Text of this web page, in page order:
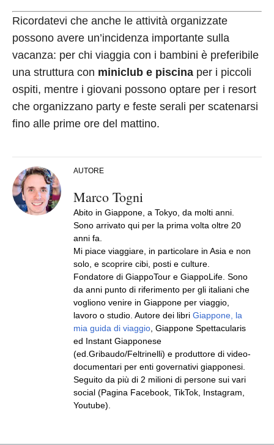
Ricordatevi che anche le attività organizzate
possono avere un’incidenza importante sulla
vacanza: per chi viaggia con i bambini è preferibile
una struttura con miniclub e piscina per i piccoli
ospiti, mentre i giovani possono optare per i resort
che organizzano party e feste serali per scatenarsi
fino alle prime ore del mattino.
AUTORE
Marco Togni
Abito in Giappone, a Tokyo, da molti anni.
Sono arrivato qui per la prima volta oltre 20
anni fa.
Mi piace viaggiare, in particolare in Asia e non
solo, e scoprire cibi, posti e culture.
Fondatore di GiappoTour e GiappoLife. Sono
da anni punto di riferimento per gli italiani che
vogliono venire in Giappone per viaggio,
lavoro o studio. Autore dei libri Giappone, la
mia guida di viaggio , Giappone Spettacularis
ed Instant Giapponese
(ed.Gribaudo/Feltrinelli) e produttore di video-
documentari per enti governativi giapponesi.
Seguito da più di 2 milioni di persone sui vari
social (Pagina Facebook, TikTok, Instagram,
Youtube).